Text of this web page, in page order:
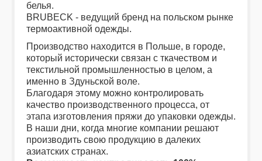
белья.
BRUBECK - ведущий бренд на польском рынке
термоактивной одежды.
Производство находится в Польше, в городе,
который исторически связан с ткачеством и
текстильной промышленностью в целом, а
именно в Здуньской воле.
Благодаря этому можно контролировать
качество производственного процесса, от
этапа изготовления пряжи до упаковки одежды.
В наши дни, когда многие компании решают
производить свою продукцию в далеких
азиатских странах.